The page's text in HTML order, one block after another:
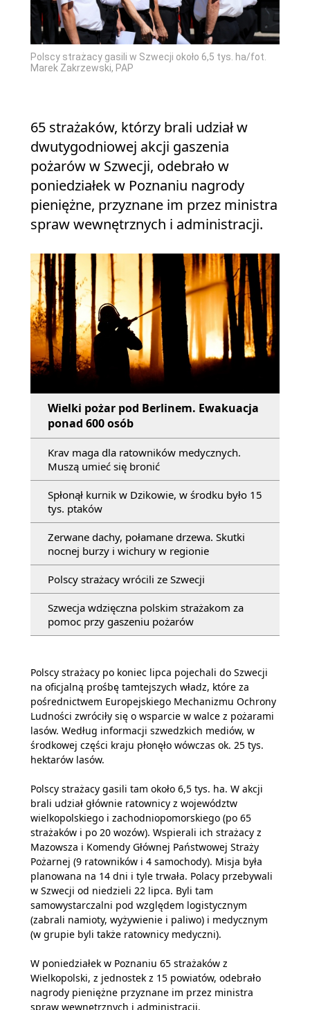
Polscy strażacy gasili w Szwecji około 6,5 tys. ha/fot.
Marek Zakrzewski, PAP
65 strażaków, którzy brali udział w
dwutygodniowej akcji gaszenia
pożarów w Szwecji, odebrało w
poniedziałek w Poznaniu nagrody
pieniężne, przyznane im przez ministra
spraw wewnętrznych i administracji.
Wielki pożar pod Berlinem. Ewakuacja
ponad 600 osób
Krav maga dla ratowników medycznych.
Muszą umieć się bronić
Spłonął kurnik w Dzikowie, w środku było 15
tys. ptaków
Zerwane dachy, połamane drzewa. Skutki
nocnej burzy i wichury w regionie
Polscy strażacy wrócili ze Szwecji
Szwecja wdzięczna polskim strażakom za
pomoc przy gaszeniu pożarów
Polscy strażacy po koniec lipca pojechali do Szwecji
na oficjalną prośbę tamtejszych władz, które za
pośrednictwem Europejskiego Mechanizmu Ochrony
Ludności zwróciły się o wsparcie w walce z pożarami
lasów. Według informacji szwedzkich mediów, w
środkowej części kraju płonęło wówczas ok. 25 tys.
hektarów lasów.
Polscy strażacy gasili tam około 6,5 tys. ha. W akcji
brali udział głównie ratownicy z województw
wielkopolskiego i zachodniopomorskiego (po 65
strażaków i po 20 wozów). Wspierali ich strażacy z
Mazowsza i Komendy Głównej Państwowej Straży
Pożarnej (9 ratowników i 4 samochody). Misja była
planowana na 14 dni i tyle trwała. Polacy przebywali
w Szwecji od niedzieli 22 lipca. Byli tam
samowystarczalni pod względem logistycznym
(zabrali namioty, wyżywienie i paliwo) i medycznym
(w grupie byli także ratownicy medyczni).
W poniedziałek w Poznaniu 65 strażaków z
Wielkopolski, z jednostek z 15 powiatów, odebrało
nagrody pieniężne przyznane im przez ministra
spraw wewnętrznych i administracji.